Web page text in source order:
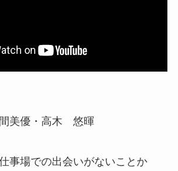
美優・高木 悠暉
事場での出会いがないことか